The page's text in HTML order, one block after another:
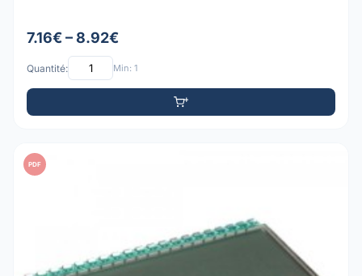
7.16€ – 8.92€
Quantité: Min: 1
PDF